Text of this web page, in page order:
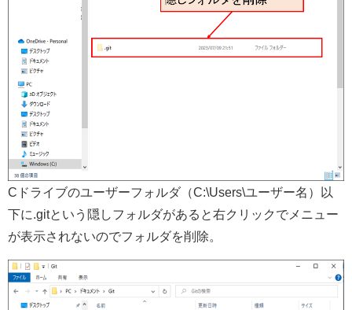
Cドライブのユーザーフォルダ（C:\Users\ユーザー名）以
下に.gitという隠しフォルダがあると右クリックでメニュー
が表示されないのでフォルダを削除。